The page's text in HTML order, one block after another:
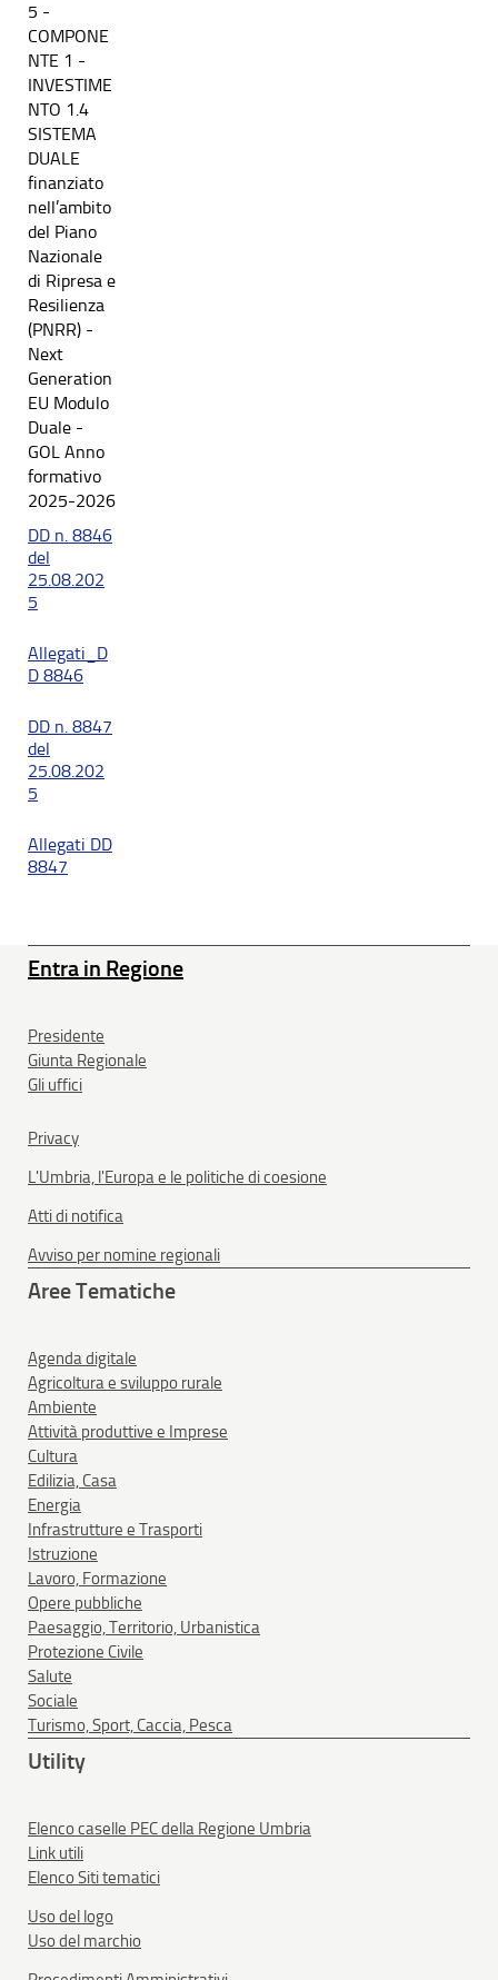
5 -
COMPONE
NTE 1 -
INVESTIME
NTO 1.4
SISTEMA
DUALE
finanziato
nell’ambito
del Piano
Nazionale
di Ripresa e
Resilienza
(PNRR) -
Next
Generation
EU Modulo
Duale -
GOL Anno
formativo
2025-2026
DD n. 8846
del
25.08.202
5
Allegati_D
D 8846
DD n. 8847
del
25.08.202
5
Allegati DD
8847
Entra in Regione
Presidente
Giunta Regionale
Gli uffici
Privacy
L'Umbria, l'Europa e le politiche di coesione
Atti di notifica
Avviso per nomine regionali
Aree Tematiche
Agenda digitale
Agricoltura e sviluppo rurale
Ambiente
Attività produttive e Imprese
Cultura
Edilizia, Casa
Energia
Infrastrutture e Trasporti
Istruzione
Lavoro, Formazione
Opere pubbliche
Paesaggio, Territorio, Urbanistica
Protezione Civile
Salute
Sociale
Turismo, Sport, Caccia, Pesca
Utility
Elenco caselle PEC della Regione Umbria
Link utili
Elenco Siti tematici
Uso del logo
Uso del marchio